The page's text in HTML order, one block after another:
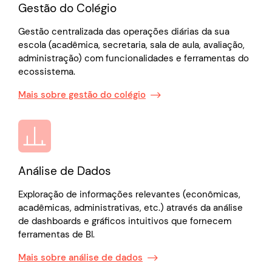
Gestão do Colégio
Gestão centralizada das operações diárias da sua
escola (acadêmica, secretaria, sala de aula, avaliação,
administração) com funcionalidades e ferramentas do
ecossistema.
Mais sobre gestão do colégio
Análise de Dados
Exploração de informações relevantes (econômicas,
acadêmicas, administrativas, etc.) através da análise
de dashboards e gráficos intuitivos que fornecem
ferramentas de BI.
Mais sobre análise de dados